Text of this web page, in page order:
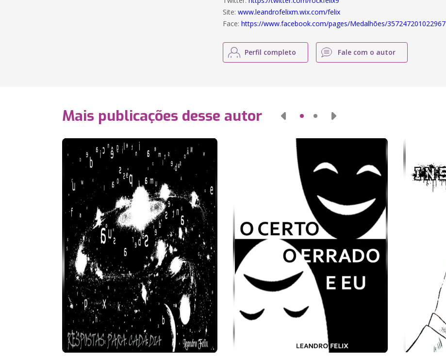
Site:www.leandrofelixm.wix.com/felix
Face:https://www.facebook.com/pages/Medalhões/357247201022967
Perfil completo Fale com o autor
Mais publicações desse autor